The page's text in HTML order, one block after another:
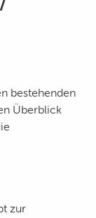
bestehenden
Überblick
zur